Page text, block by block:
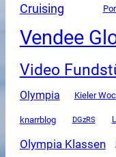
Cruising
Vendee
Video
Olympia Kieler
knarrblog DGzRS
Olympia Klassen